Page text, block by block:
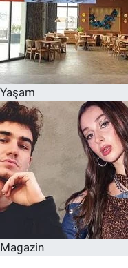
Yaşam
Magazin